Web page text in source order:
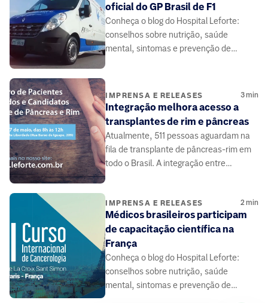
oficial do GP Brasil de F1
Conheça o blog do Hospital Leforte:
conselhos sobre nutrição, saúde
mental, sintomas e prevenção de
IMPRENSA E RELEASES 3min
Integração melhora acesso a
transplantes de rim e pâncreas
Atualmente, 511 pessoas aguardam na
fila de transplante de pâncreas-rim em
todo o Brasil. A integração entre
IMPRENSA E RELEASES 2 min
Médicos brasileiros participam
de capacitação científica na
França
Conheça o blog do Hospital Leforte:
conselhos sobre nutrição, saúde
mental, sintomas e prevenção de